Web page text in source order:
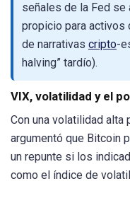
señales de la Fed se
propicio para activos
de narrativas cripto-
halving” tardío).
VIX, volatilidad y el
Con una volatilidad alta
argumentó que Bitcoin
un repunte si los
como el índice de